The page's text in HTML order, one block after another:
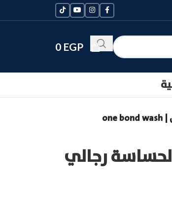
0 EGP
رجالي